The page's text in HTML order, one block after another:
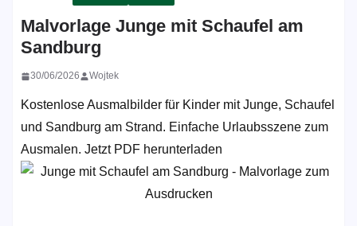
Malvorlage Junge mit Schaufel am
Sandburg
30/06/2026 Wojtek
Kostenlose Ausmalbilder für Kinder mit Junge, Schaufel
und Sandburg am Strand. Einfache Urlaubsszene zum
Ausmalen. Jetzt PDF herunterladen